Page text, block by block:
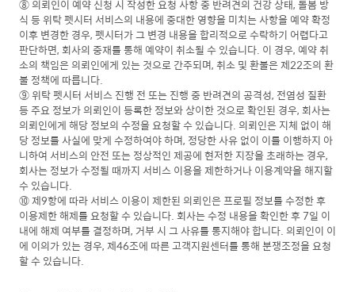
⑧ 의뢰인이 예약 신청 시 작성한 요청 사항 중 반려견의 건강 상태, 돌봄 방
식 등 위탁 펫시터 서비스의 내용에 중대한 영향을 미치는 사항을 예약 확정
이후 변경한 경우, 펫시터가 그 변경 내용을 합리적으로 수락하기 어렵다고
판단하면, 회사의 중재를 통해 예약이 취소될 수 있습니다. 이 경우, 예약 취
소의 책임은 의뢰인에게 있는 것으로 간주되며, 취소 및 환불은 제22조의 환
불 정책에 따릅니다.
⑨ 위탁 펫시터 서비스 진행 전 또는 진행 중 반려견의 공격성, 전염성 질환
등 주요 정보가 의뢰인이 등록한 정보와 상이한 것으로 확인된 경우, 회사는
의뢰인에게 해당 정보의 수정을 요청할 수 있습니다. 의뢰인은 지체 없이 해
당 정보를 사실에 맞게 수정하여야 하며, 정당한 사유 없이 이를 이행하지 아
니하여 서비스의 안전 또는 정상적인 제공에 현저한 지장을 초래하는 경우,
회사는 정보가 수정될 때까지 서비스 이용을 제한하거나 이용계약을 해지할
수 있습니다.
⑩ 제9항에 따라 서비스 이용이 제한된 의뢰인은 프로필 정보를 수정한 후
이용제한 해제를 요청할 수 있습니다. 회사는 수정 내용을 확인한 후 7일 이
내에 해제 여부를 결정하며, 거부 시 그 사유를 통지해야 합니다. 의뢰인이 이
에 이의가 있는 경우, 제46조에 따른 고객지원센터를 통해 분쟁조정을 요청
할 수 있습니다.